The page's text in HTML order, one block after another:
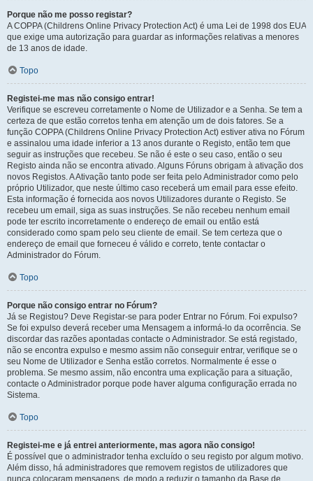
Porque não me posso registar?
A COPPA (Childrens Online Privacy Protection Act) é uma Lei de 1998 dos EUA
que exige uma autorização para guardar as informações relativas a menores
de 13 anos de idade.
Topo
Registei-me mas não consigo entrar!
Verifique se escreveu corretamente o Nome de Utilizador e a Senha. Se tem a
certeza de que estão corretos tenha em atenção um de dois fatores. Se a
função COPPA (Childrens Online Privacy Protection Act) estiver ativa no Fórum
e assinalou uma idade inferior a 13 anos durante o Registo, então tem que
seguir as instruções que recebeu. Se não é este o seu caso, então o seu
Registo ainda não se encontra ativado. Alguns Fóruns obrigam à ativação dos
novos Registos. A Ativação tanto pode ser feita pelo Administrador como pelo
próprio Utilizador, que neste último caso receberá um email para esse efeito.
Esta informação é fornecida aos novos Utilizadores durante o Registo. Se
recebeu um email, siga as suas instruções. Se não recebeu nenhum email
pode ter escrito incorretamente o endereço de email ou então está
considerado como spam pelo seu cliente de email. Se tem certeza que o
endereço de email que forneceu é válido e correto, tente contactar o
Administrador do Fórum.
Topo
Porque não consigo entrar no Fórum?
Já se Registou? Deve Registar-se para poder Entrar no Fórum. Foi expulso?
Se foi expulso deverá receber uma Mensagem a informá-lo da ocorrência. Se
discordar das razões apontadas contacte o Administrador. Se está registado,
não se encontra expulso e mesmo assim não conseguir entrar, verifique se o
seu Nome de Utilizador e Senha estão corretos. Normalmente é esse o
problema. Se mesmo assim, não encontra uma explicação para a situação,
contacte o Administrador porque pode haver alguma configuração errada no
Sistema.
Topo
Registei-me e já entrei anteriormente, mas agora não consigo!
É possível que o administrador tenha excluído o seu registo por algum motivo.
Além disso, há administradores que removem registos de utilizadores que
nunca colocaram mensagens, de modo a reduzir o tamanho da Base de